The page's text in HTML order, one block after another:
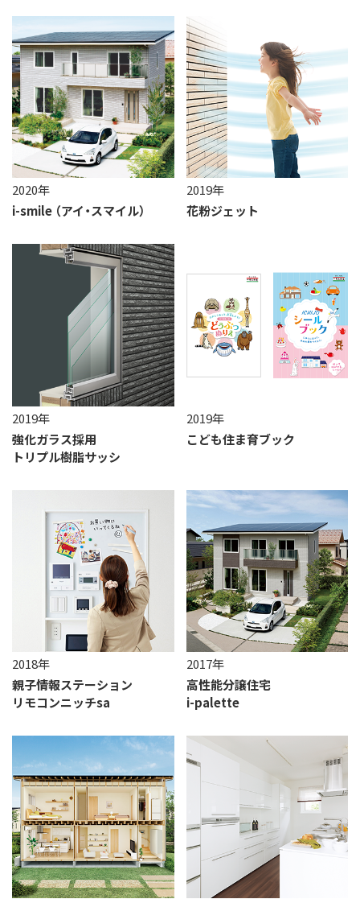
2020年
i-smile （アイ・スマイル）
2019年
花粉ジェット
2019年
強化ガラス採用
トリプル樹脂サッシ
2019年
こども住ま育ブック
2018年
親子情報ステーション
リモコンニッチsa
2017年
高性能分譲住宅
i-palette